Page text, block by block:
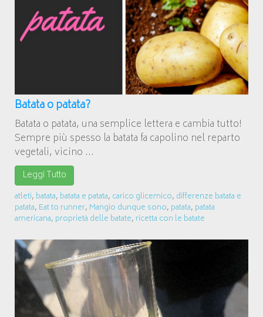
Batata o patata?
Batata o patata, una semplice lettera e cambia tutto!
Sempre più spesso la batata fa capolino nel reparto
vegetali, vicino ...
Leggi Tutto
atleti, batata, batata e patata, carico glicemico, differenze batata e
patata, Eat to runner, Mangio dunque sono, patata, patata
americana, proprietà delle batate, ricetta con le batate